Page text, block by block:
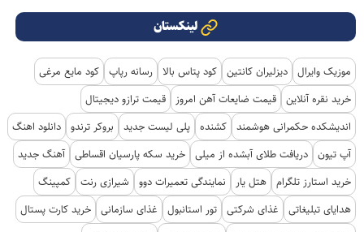
لینکستان
موزیک وایرال دیزلیران کانتین کود پتاس بالا رسانه رپاپ کود مایع مرغی
خرید نقره آنلاین قیمت ضایعات آهن امروز
قیمت ترازو دیجیتال
اندیشکده حکمرانی هوشمند کشنده پلی لیست جدید بروکر ترندو دانلود اهنگ
آپ تیون دریافت طلای آبشده از میلی خرید سکه پارسیان اقساطی آهنگ جدید
خرید استارز تلگرام هتل یار نمایندگی تعمیرات دوو شیرازی رنت کمپینگ
هدایای تبلیغاتی
غذای شرکتی تور استانبول غذای سازمانی خرید کارت پستال